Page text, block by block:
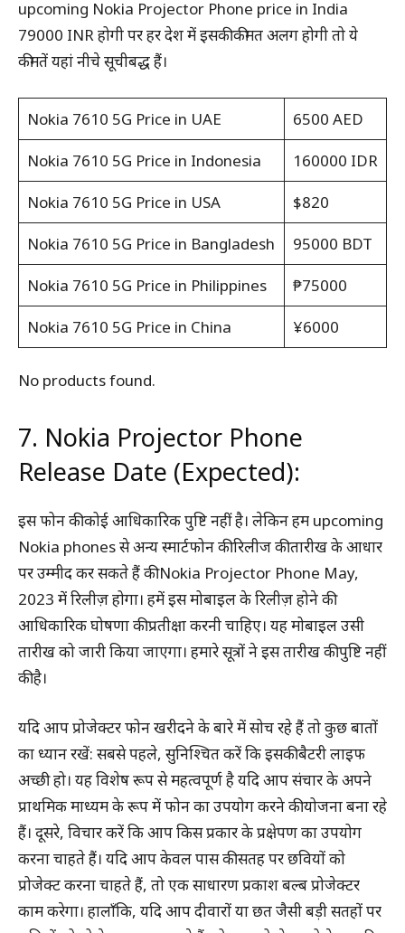
upcoming Nokia Projector Phone price in India
79000 INR होगी पर हर देश में इसकी कीमत अलग होगी तो ये
कीमतें यहां नीचे सूचीबद्ध हैं।
Nokia 7610 5G Price in UAE
6500 AED
Nokia 7610 5G Price in Indonesia
160000 IDR
Nokia 7610 5G Price in USA
$820
Nokia 7610 5G Price in Bangladesh
95000 BDT
Nokia 7610 5G Price in Philippines
₱75000
Nokia 7610 5G Price in China
¥6000
No products found.
7. Nokia Projector Phone
Release Date (Expected):
इस फोन की कोई आधिकारिक पुष्टि नहीं है। लेकिन हम upcoming
Nokia phones से अन्य स्मार्टफोन की रिलीज की तारीख के आधार
पर उम्मीद कर सकते हैं की Nokia Projector Phone May,
2023 में रिलीज़ होगा। हमें इस मोबाइल के रिलीज़ होने की
आधिकारिक घोषणा की प्रतीक्षा करनी चाहिए। यह मोबाइल उसी
तारीख को जारी किया जाएगा। हमारे सूत्रों ने इस तारीख की पुष्टि नहीं
की है।
यदि आप प्रोजेक्टर फोन खरीदने के बारे में सोच रहे हैं तो कुछ बातों
का ध्यान रखें: सबसे पहले, सुनिश्चित करें कि इसकी बैटरी लाइफ
अच्छी हो। यह विशेष रूप से महत्वपूर्ण है यदि आप संचार के अपने
प्राथमिक माध्यम के रूप में फोन का उपयोग करने की योजना बना रहे
हैं। दूसरे, विचार करें कि आप किस प्रकार के प्रक्षेपण का उपयोग
करना चाहते हैं। यदि आप केवल पास की सतह पर छवियों को
प्रोजेक्ट करना चाहते हैं, तो एक साधारण प्रकाश बल्ब प्रोजेक्टर
काम करेगा। हालाँकि, यदि आप दीवारों या छत जैसी बड़ी सतहों पर